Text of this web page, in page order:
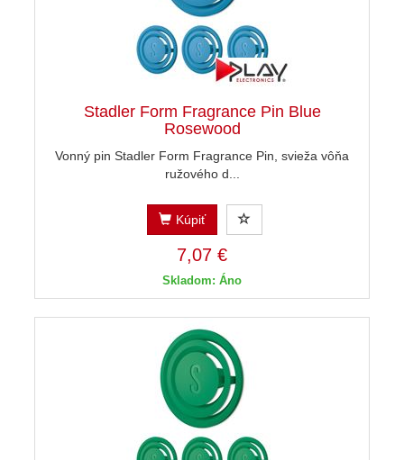
Stadler Form Fragrance Pin Blue
Rosewood
Vonný pin Stadler Form Fragrance Pin, svieža vôňa
ružového d...
Kúpiť
7,07 €
Skladom: Áno